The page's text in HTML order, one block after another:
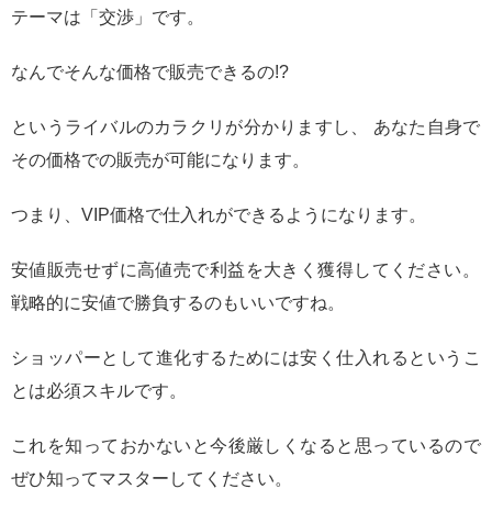
テーマは「交渉」です。
なんでそんな価格で販売できるの!?
というライバルのカラクリが分かりますし、 あなた自身で
その価格での販売が可能になります。
つまり、VIP価格で仕入れができるようになります。
安値販売せずに高値売で利益を大きく獲得してください。
戦略的に安値で勝負するのもいいですね。
ショッパーとして進化するためには安く仕入れるというこ
とは必須スキルです。
これを知っておかないと今後厳しくなると思っているので
ぜひ知ってマスターしてください。